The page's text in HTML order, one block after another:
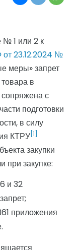
№ 1 или 2 к
от 23.12.2024 №
меры» запрет
в
сопряжена с
подготовки
в силу
КТРУ [1]
закупки
при закупке:
и 32
приложения